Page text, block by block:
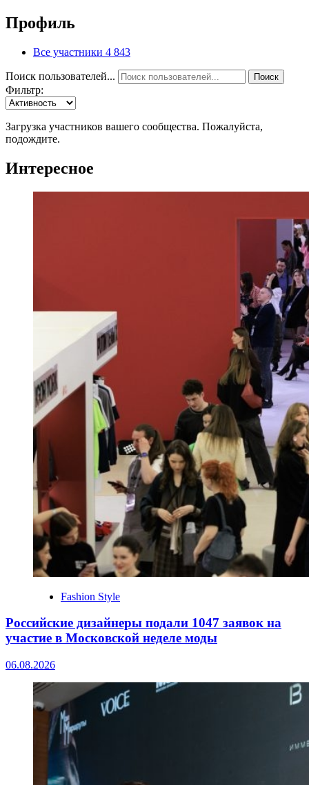
Профиль
Все участники 4 843
Поиск пользователей... Поиск
Фильтр:
Загрузка участников вашего сообщества. Пожалуйста,
подождите.
Интересное
Fashion Style
Российские дизайнеры подали 1047 заявок на
участие в Московской неделе моды
06.08.2026